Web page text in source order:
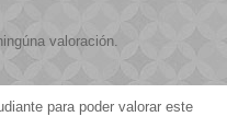
valoración.
para poder valorar este